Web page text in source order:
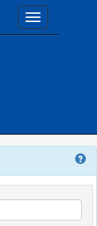
Toggle